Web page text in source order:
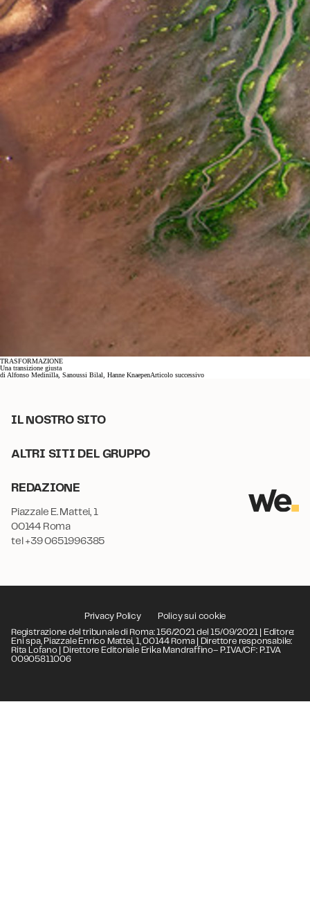
TRASFORMAZIONE
Una transizione giusta
di Alfonso Medinilla , Sanoussi Bilal , Hanne KnaepenArticolo successivo
IL NOSTRO SITO
ALTRI SITI DEL GRUPPO
REDAZIONE
Piazzale E. Mattei, 1
00144 Roma
tel +39 0651996385
Privacy Policy
Policy sui cookie
Registrazione del tribunale di Roma: 156/2021 del 15/09/2021 | Editore:
Eni spa, Piazzale Enrico Mattei, 1, 00144 Roma | Direttore responsabile:
Rita Lofano | Direttore Editoriale Erika Mandraffino– P.IVA/CF: P.IVA
00905811006